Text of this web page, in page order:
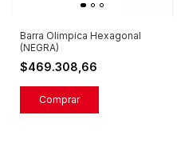
Barra Olimpica Hexagonal
(NEGRA)
$469.308,66